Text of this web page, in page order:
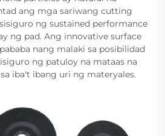
ang mga sariwang cutting
ng sustained performance
ng pad. Ang innovative surface
nang malaki sa posibilidad
ng patuloy na mataas na
iba't ibang uri ng materyales.